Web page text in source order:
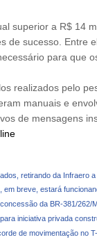
superior a R$ 14
de sucesso. Entre
para que
realizados pelo
manuais e
de mensagens
retirando da Infraero
em breve, estará
da BR-381/262/
iniciativa privada
de movimentação no